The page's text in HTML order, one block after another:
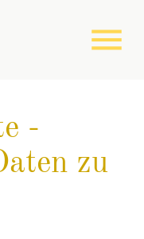
menu
-
zu